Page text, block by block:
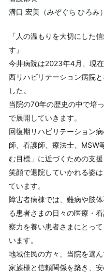
溝口 宏美（みぞぐち ひろみ）
「人の温もりを大切にした
す」
今井病院は2023年4月、現
西リハビリテーション病院
した。
当院の70年の歴史の中で培
で展開していきます。
回復期リハビリテーション
師、看護師、療法士、MSW
む目標」に近づくための支
笑顔で退院していかれる姿
ています。
障害者病棟では、難病や肢
る患者さまの日々の医療・
察力を養い患者さまにとっ
います。
地域住民の方々、当院を選
家族様と信頼関係を築き、